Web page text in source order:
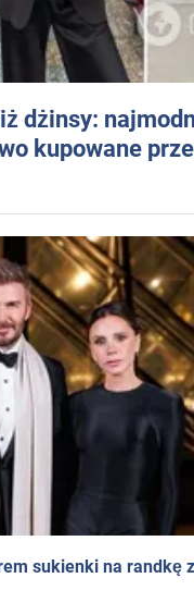
dżinsy:
kupowane
sukienki na randkę